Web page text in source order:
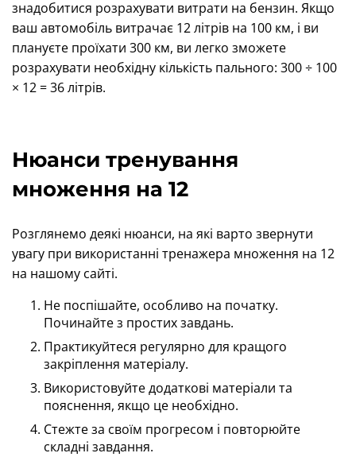
знадобитися розрахувати витрати на бензин. Якщо
ваш автомобіль витрачає 12 літрів на 100 км, і ви
плануєте проїхати 300 км, ви легко зможете
розрахувати необхідну кількість пального: 300 ÷ 100
× 12 = 36 літрів.
Нюанси тренування
множення на 12
Розглянемо деякі нюанси, на які варто звернути
увагу при використанні тренажера множення на 12
на нашому сайті.
Не поспішайте, особливо на початку.
Починайте з простих завдань.
Практикуйтеся регулярно для кращого
закріплення матеріалу.
Використовуйте додаткові матеріали та
пояснення, якщо це необхідно.
Стежте за своїм прогресом і повторюйте
складні завдання.